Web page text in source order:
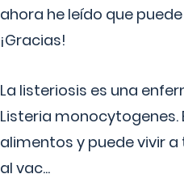
ahora he leído que
¡Gracias!
La listeriosis es una
Listeria
alimentos y puede vivir
al vac...